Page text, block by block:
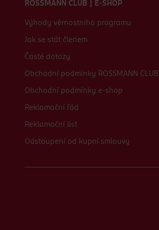
ROSSMANN CLUB | E-SHOP
Výhody věrnostního programu
Jak se stát členem
Časté dotazy
Obchodní podmínky ROSSMANN CLUB
Obchodní podmínky e-shop
Reklamační řád
Reklamační list
Odstoupení od kupní smlouvy